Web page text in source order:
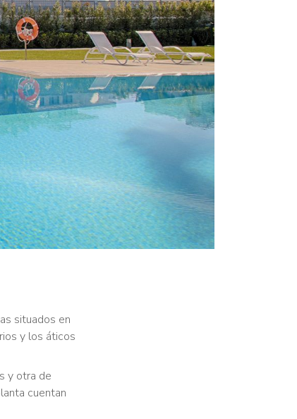
situados en
y los áticos
y otra de
cuentan